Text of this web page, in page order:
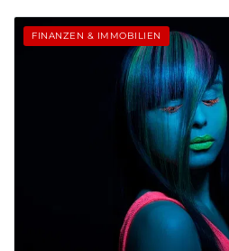
FINANZEN & IMMOBILIEN